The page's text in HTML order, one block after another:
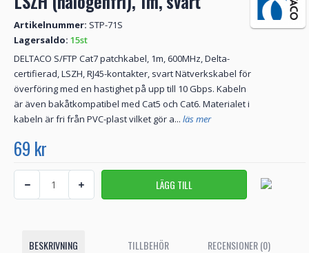
Artikelnummer: STP-71S
Lagersaldo: 15st
DELTACO S/FTP Cat7 patchkabel, 1m, 600MHz, Delta-
certifierad, LSZH, RJ45-kontakter, svart Nätverkskabel för
överföring med en hastighet på upp till 10 Gbps. Kabeln
är även bakåtkompatibel med Cat5 och Cat6. Materialet i
kabeln är fri från PVC-plast vilket gör a... läs mer
69 kr
BESKRIVNING TILLBEHÖR RECENSIONER (0)